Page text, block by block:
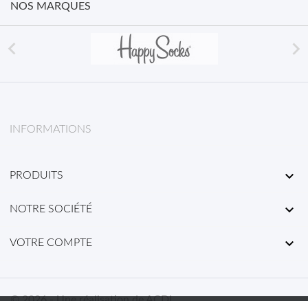
NOS MARQUES
 
INFORMATIONS
PRODUITS 
NOTRE SOCIÉTÉ 
VOTRE COMPTE 